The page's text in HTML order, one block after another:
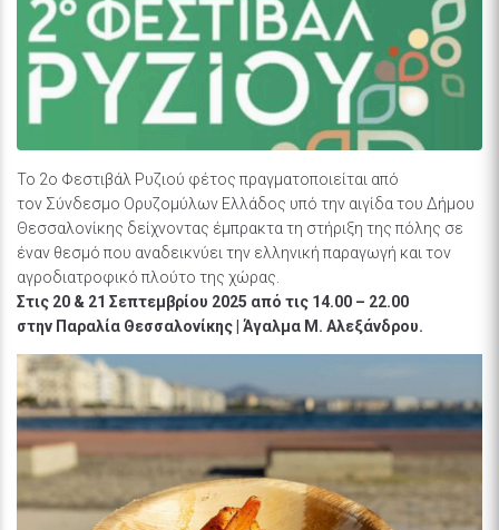
Το 2ο Φεστιβάλ Ρυζιού φέτος πραγματοποιείται από
τον Σύνδεσμο Ορυζομύλων Ελλάδος υπό την αιγίδα του Δήμου
Θεσσαλονίκης δείχνοντας έμπρακτα τη στήριξη της πόλης σε
έναν θεσμό που αναδεικνύει την ελληνική παραγωγή και τον
αγροδιατροφικό πλούτο της χώρας.
Στις 20 & 21 Σεπτεμβρίου 2025 από τις 14.00 – 22.00
στην Παραλία Θεσσαλονίκης | Άγαλμα Μ. Αλεξάνδρου.